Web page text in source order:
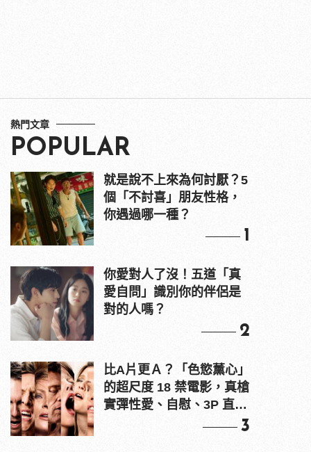
熱門文章
POPULAR
就是說不上來為何討厭？5
個「不討喜」朋友性格，
你遇過哪一種？
1
你愛對人了沒！五道「真
愛自問」識別你的伴侶是
對的人嗎？
2
比A片更Ａ？「色慾薰心」
的超尺度 18 禁電影，真槍
實彈性愛、自慰、3P 直接
3